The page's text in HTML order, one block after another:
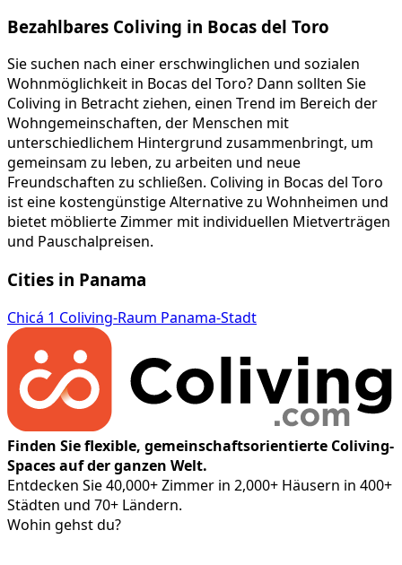
Bezahlbares Coliving in Bocas del Toro
Sie suchen nach einer erschwinglichen und sozialen
Wohnmöglichkeit in Bocas del Toro? Dann sollten Sie
Coliving in Betracht ziehen, einen Trend im Bereich der
Wohngemeinschaften, der Menschen mit
unterschiedlichem Hintergrund zusammenbringt, um
gemeinsam zu leben, zu arbeiten und neue
Freundschaften zu schließen. Coliving in Bocas del Toro
ist eine kostengünstige Alternative zu Wohnheimen und
bietet möblierte Zimmer mit individuellen Mietverträgen
und Pauschalpreisen.
Cities in Panama
Chicá 1 Coliving-Raum Panama-Stadt
Finden Sie flexible, gemeinschaftsorientierte Coliving-
Spaces auf der ganzen Welt.
Entdecken Sie 40,000+ Zimmer in 2,000+ Häusern in 400+
Städten und 70+ Ländern.
Wohin gehst du?